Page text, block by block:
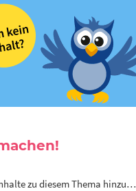
zu diesem Thema hinzu…